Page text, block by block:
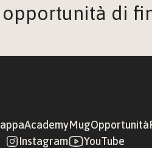
di
AcademyMugOpportunità
Instagram
YouTube